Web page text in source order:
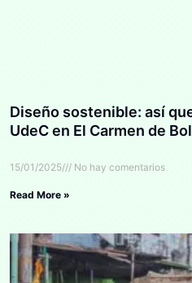
Diseño sostenible: así
UdeC en El Carmen de
15/01/2025 No hay comentarios
Read More »